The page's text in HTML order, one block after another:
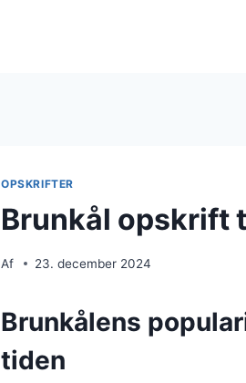
OPSKRIFTER
Brunkål opskrift
Af 23. december 2024
Brunkålens
tiden